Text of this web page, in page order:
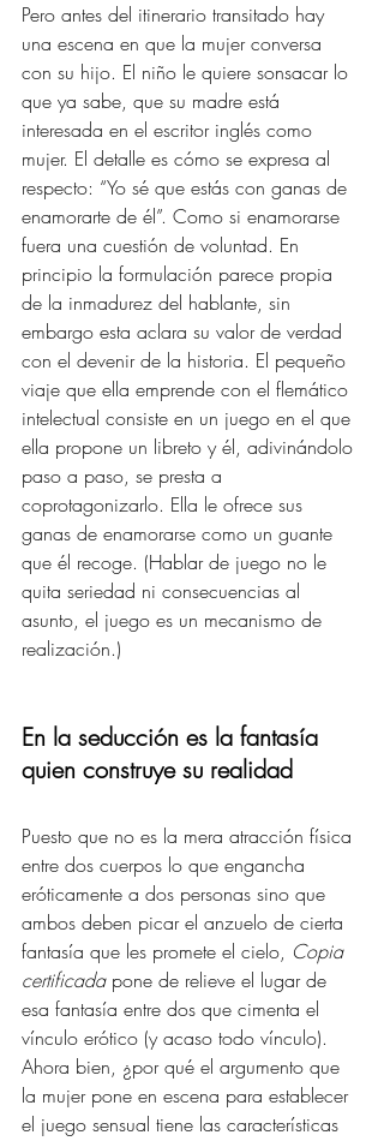
Pero antes del itinerario transitado hay
una escena en que la mujer conversa
con su hijo. El niño le quiere sonsacar lo
que ya sabe, que su madre está
interesada en el escritor inglés como
mujer. El detalle es cómo se expresa al
respecto: “Yo sé que estás con ganas de
enamorarte de él”. Como si enamorarse
fuera una cuestión de voluntad. En
principio la formulación parece propia
de la inmadurez del hablante, sin
embargo esta aclara su valor de verdad
con el devenir de la historia. El pequeño
viaje que ella emprende con el flemático
intelectual consiste en un juego en el que
ella propone un libreto y él, adivinándolo
paso a paso, se presta a
coprotagonizarlo. Ella le ofrece sus
ganas de enamorarse como un guante
que él recoge. (Hablar de juego no le
quita seriedad ni consecuencias al
asunto, el juego es un mecanismo de
realización.)
En la seducción es la fantasía
quien construye su realidad
Puesto que no es la mera atracción física
entre dos cuerpos lo que engancha
eróticamente a dos personas sino que
ambos deben picar el anzuelo de cierta
fantasía que les promete el cielo, Copia
certificada pone de relieve el lugar de
esa fantasía entre dos que cimenta el
vínculo erótico (y acaso todo vínculo).
Ahora bien, ¿por qué el argumento que
la mujer pone en escena para establecer
el juego sensual tiene las características